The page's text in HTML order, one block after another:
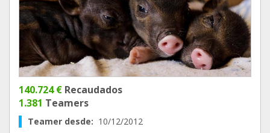
140.724 € Recaudados
1.381 Teamers
Teamer desde: 10/12/2012